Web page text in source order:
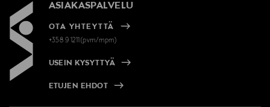
ASIAKASPALVELU
OTA YHTEYTTÄ
+358 9 1211(pvm/mpm)
USEIN KYSYTTYÄ
ETUJEN EHDOT